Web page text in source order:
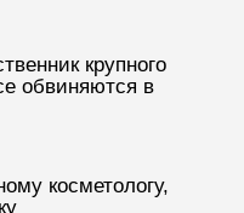
крупного
обвиняются в
косметологу,